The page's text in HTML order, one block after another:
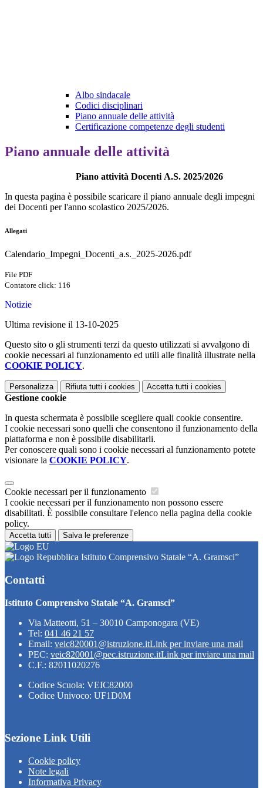
Albo sindacale
Codici disciplinari
Piano annuale delle attività
Certificazione competenze degli studenti
Piano annuale delle attività
Piano attività Docenti A.S. 2025/2026
In questa pagina è possibile scaricare il piano annuale degli impegni
dei Docenti per l'anno scolastico 2025/2026.
Allegati
Calendario_Impegni_Docenti_a.s._2025-2026.pdf
File PDF
Contatore click: 116
Notizie
Ultima revisione il 13-10-2025
Questo sito o gli strumenti terzi da questo utilizzati si avvalgono di
cookie necessari al funzionamento ed utili alle finalità illustrate nella
COOKIE POLICY.
Personalizza Rifiuta tutti i cookies Accetta tutti i cookies
Gestione cookie
In questa schermata è possibile scegliere quali cookie consentire.
I cookie necessari sono quelli che consentono il funzionamento della
piattaforma e non è possibile disabilitarli.
Per conoscere quali sono i cookie necessari al funzionamento potete
visionare la COOKIE POLICY.
Cookie necessari per il funzionamento
I cookie necessari per il funzionamento non possono essere
disabilitati. È possibile consultare l'elenco nella pagina della cookie
policy.
Accetta tutti Salva le preferenze
Istituto Comprensivo Statale “A. Gramsci”
Contatti
Istituto Comprensivo Statale “A. Gramsci”
Via Matteotti, 51 – 30010 Camponogara (VE)
Tel: 041 46 21 57
Email: veic820001@istruzione.itLink per inviare una mail
PEC: veic820001@pec.istruzione.itLink per inviare una mail
C.F.: 82011020276
Codice Scuola: VEIC82000
Codice Univoco: UF1D0M
Sezione Link Utili
Cookie policy
Note legali
Informativa Privacy